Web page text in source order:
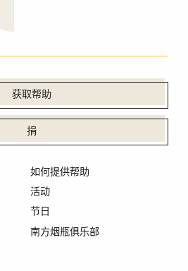
获取帮助
捐
如何提供帮助
活动
节日
南方烟瓶俱乐部